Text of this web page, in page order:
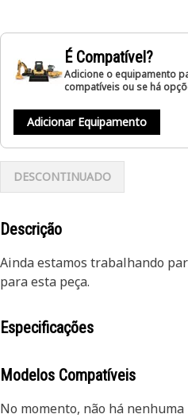
É Compatível?
Adicione o equipamento
compatíveis ou se há
Adicionar Equipamento
DESCONTINUADO
Descrição
Ainda estamos trabalhando
para esta peça.
Especificações
Modelos Compatíveis
No momento, não há